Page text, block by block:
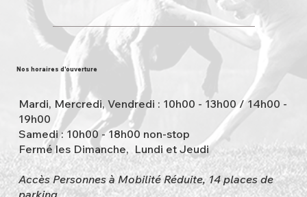
Mardi, Mercredi, Vendredi : 10h00 - 13h00 / 14h00 -
19h00
Samedi : 10h00 - 18h00 non-stop
Fermé les Dimanche, Lundi et Jeudi
Accès Personnes à Mobilité Réduite, 14 places de
Nos horaires d'ouverture